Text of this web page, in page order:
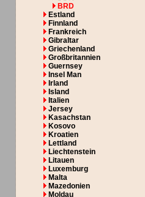
BRD
Estland
Finnland
Frankreich
Gibraltar
Griechenland
Großbritannien
Guernsey
Insel Man
Irland
Island
Italien
Jersey
Kasachstan
Kosovo
Kroatien
Lettland
Liechtenstein
Litauen
Luxemburg
Malta
Mazedonien
Moldau